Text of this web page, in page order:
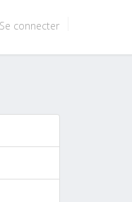
Se connecter